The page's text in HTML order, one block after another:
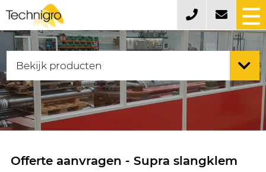
Offerte aanvragen - Supra slangklem